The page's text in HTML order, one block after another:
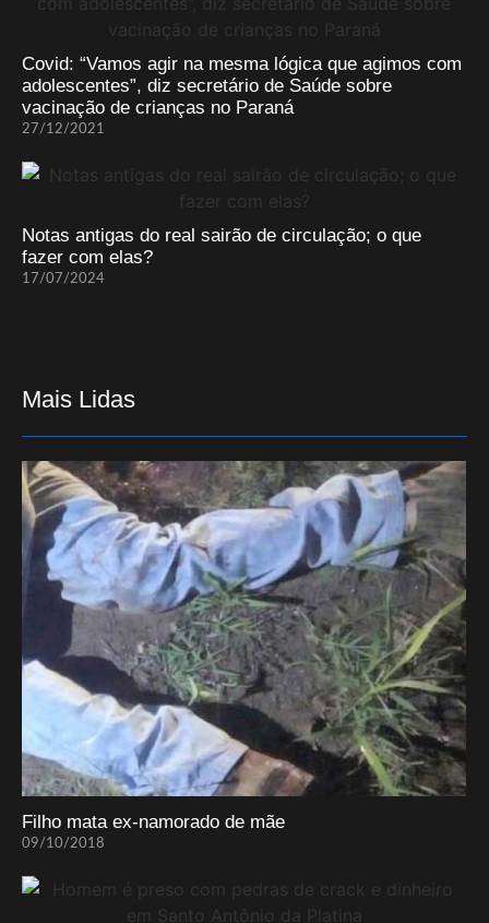
Covid: “Vamos agir na mesma lógica que agimos com
adolescentes”, diz secretário de Saúde sobre
vacinação de crianças no Paraná
27/12/2021
Notas antigas do real sairão de circulação; o que
fazer com elas?
17/07/2024
Mais Lidas
Filho mata ex-namorado de mãe
09/10/2018